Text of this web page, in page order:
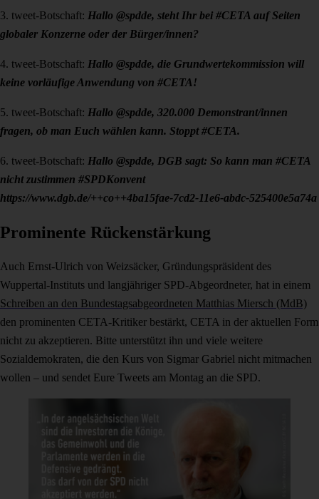
3. tweet-Botschaft: Hallo @spdde, steht Ihr bei #CETA auf Seiten
globaler Konzerne oder der Bürger/innen?
4. tweet-Botschaft: Hallo @spdde, die Grundwertekommission will
keine vorläufige Anwendung von #CETA!
5. tweet-Botschaft: Hallo @spdde, 320.000 Demonstrant/innen
fragen, ob man Euch wählen kann. Stoppt #CETA.
6. tweet-Botschaft: Hallo @spdde, DGB sagt: So kann man #CETA
nicht zustimmen #SPDKonvent
https://www.dgb.de/++co++4ba15fae-7cd2-11e6-abdc-525400e5a74a
Prominente Rückenstärkung
Auch Ernst-Ulrich von Weizsäcker, Gründungspräsident des
Wuppertal-Instituts und langjähriger SPD-Abgeordneter, hat in einem
Schreiben an den Bundestagsabgeordneten Matthias Miersch (MdB)
den prominenten CETA-Kritiker bestärkt, CETA in der aktuellen Form
nicht zu akzeptieren. Bitte unterstützt ihn und viele weitere
Sozialdemokraten, die den Kurs von Sigmar Gabriel nicht mitmachen
wollen – und sendet Eure Tweets am Montag an die SPD.